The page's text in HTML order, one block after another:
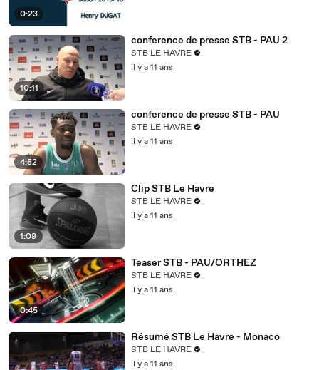
0:23
10:11
conference de presse STB - PAU 2
STB LE HAVRE
il y a 11 ans
4:52
conference de presse STB - PAU
STB LE HAVRE
il y a 11 ans
1:09
Clip STB Le Havre
STB LE HAVRE
il y a 11 ans
0:45
Teaser STB - PAU/ORTHEZ
STB LE HAVRE
il y a 11 ans
Résumé STB Le Havre - Monaco
STB LE HAVRE
il y a 11 ans